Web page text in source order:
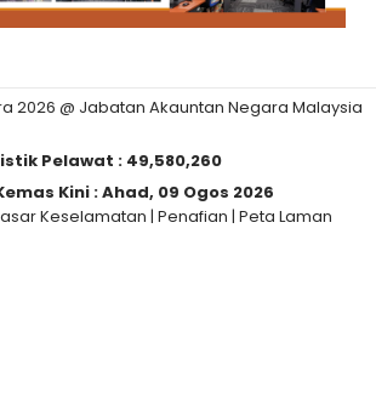
2026 @ Jabatan Akauntan Negara Malaysia
Pelawat : 49,580,260
Kini :Ahad, 09 Ogos 2026
Keselamatan | Penafian | Peta Laman